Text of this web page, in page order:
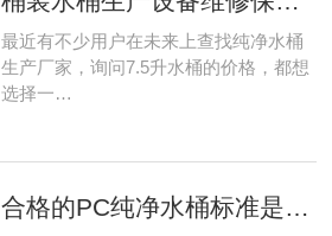
最近有不少用户在未来上查找纯净水桶
生产厂家，询问7.5升水桶的价格，都想
选择一…
合格的PC纯净水桶标准是什么